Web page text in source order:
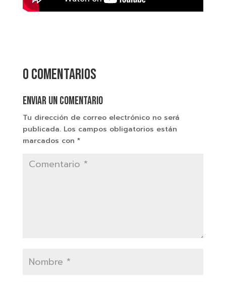
0 comentarios
Enviar un comentario
Tu dirección de correo electrónico no será
publicada. Los campos obligatorios están
marcados con *